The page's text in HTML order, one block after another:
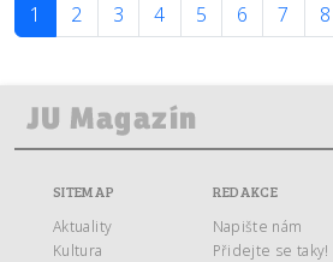
1 2 3 4 5 6 7 8
SITEMAP
Aktuality
Kultura
REDAKCE
Napište nám
Přidejte se taky!